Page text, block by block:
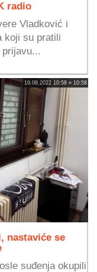
radio
Vladković i
koji su pratili
19.08.2022 10:58 » 10:58
nastaviće se
suđenja okupili